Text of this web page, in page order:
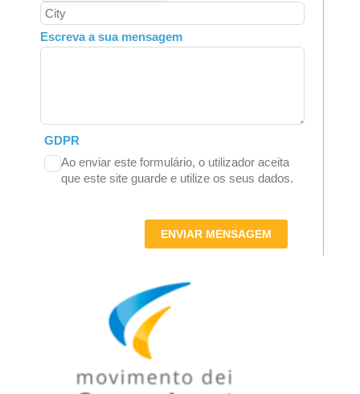
Escreva a sua mensagem
GDPR
Ao enviar este formulário, o utilizador aceita
que este site guarde e utilize os seus dados.
ENVIAR MENSAGEM